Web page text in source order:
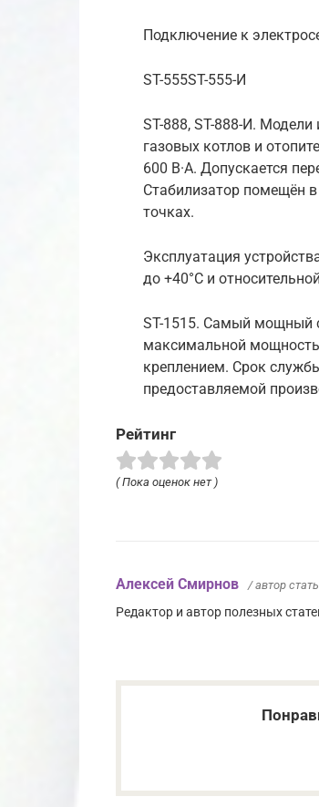
Подключение к
ST-555ST-555-И
ST-888, ST-888-И.
газовых котлов и
600 В·А. Допускается
Стабилизатор помещён
точках.
Эксплуатация
до +40°С и
ST-1515. Самый мощный
максимальной
креплением. Срок
предоставляемой
Рейтинг
( Пока оценок нет )
Алексей Смирнов / автор
Редактор и автор полезных